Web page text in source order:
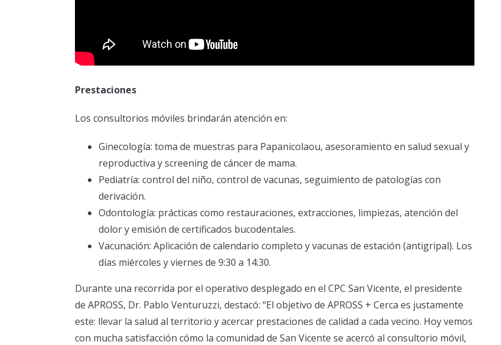
Prestaciones
Los consultorios móviles brindarán atención en:
Ginecología: toma de muestras para Papanicolaou, asesoramiento en salud sexual y
reproductiva y screening de cáncer de mama.
Pediatría: control del niño, control de vacunas, seguimiento de patologías con
derivación.
Odontología: prácticas como restauraciones, extracciones, limpiezas, atención del
dolor y emisión de certificados bucodentales.
Vacunación: Aplicación de calendario completo y vacunas de estación (antigripal). Los
días miércoles y viernes de 9:30 a 14:30.
Durante una recorrida por el operativo desplegado en el CPC San Vicente, el presidente
de APROSS, Dr. Pablo Venturuzzi, destacó: “El objetivo de APROSS + Cerca es justamente
este: llevar la salud al territorio y acercar prestaciones de calidad a cada vecino. Hoy vemos
con mucha satisfacción cómo la comunidad de San Vicente se acercó al consultorio móvil,